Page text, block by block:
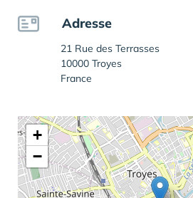
Adresse
21 Rue des Terrasses
10000 Troyes
France
+
−